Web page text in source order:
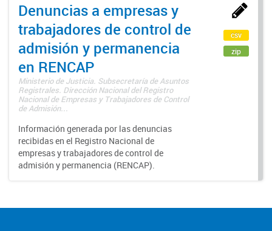
Denuncias a empresas y
trabajadores de control de
admisión y permanencia
en RENCAP
Ministerio de Justicia. Subsecretaría de Asuntos
Registrales. Dirección Nacional del Registro
Nacional de Empresas y Trabajadores de Control
de Admisión...
Información generada por las denuncias
recibidas en el Registro Nacional de
empresas y trabajadores de control de
admisión y permanencia (RENCAP).
csv
zip